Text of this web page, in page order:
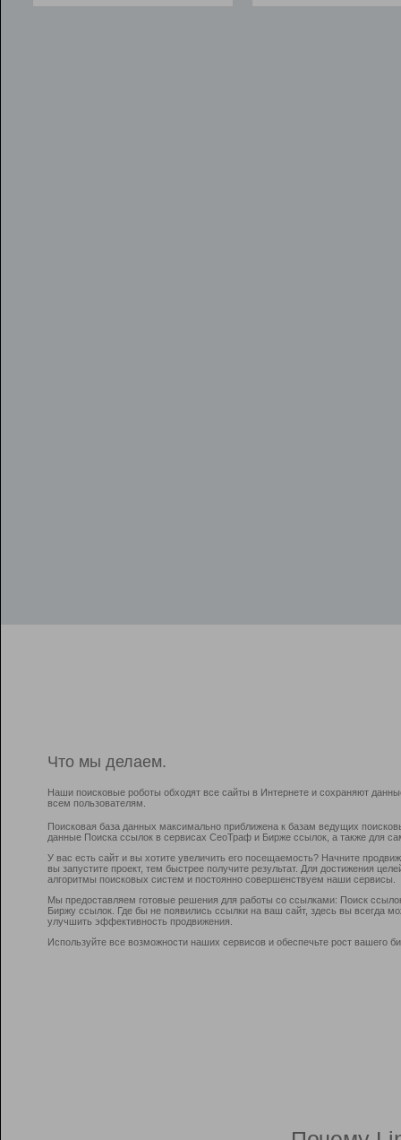
Что мы делаем.
Наши поисковые роботы обходят все сайты в Интернете и сохраняют
всем пользователям.
Поисковая база данных максимально приближена к базам ведущих
данные Поиска ссылок в сервисах СеоТраф и Бирже ссылок, а также для
У вас есть сайт и вы хотите увеличить его посещаемость? Начните
вы запустите проект, тем быстрее получите результат. Для достижения
алгоритмы поисковых систем и постоянно совершенствуем наши сервисы.
Мы предоставляем готовые решения для работы со ссылками: Поиск
Биржу ссылок. Где бы не появились ссылки на ваш сайт, здесь вы всегда
улучшить эффективность продвижения.
Используйте все возможности наших сервисов и обеспечьте рост вашего